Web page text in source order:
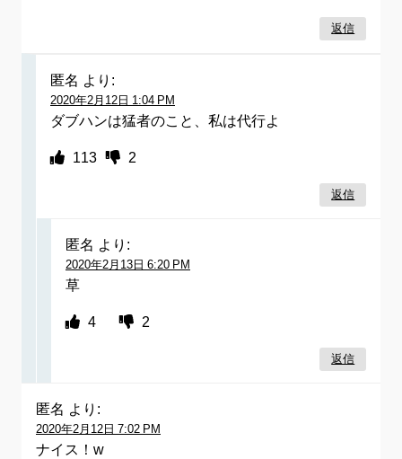
返信
匿名 より:
2020年2月12日 1:04 PM
ダブハンは猛者のこと、私は代行よ
113 2
返信
匿名 より:
2020年2月13日 6:20 PM
草
4 2
返信
匿名 より:
2020年2月12日 7:02 PM
ナイス！w